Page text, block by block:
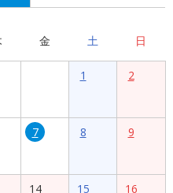
金 土 日
1 2
7 8 9
14
15
16